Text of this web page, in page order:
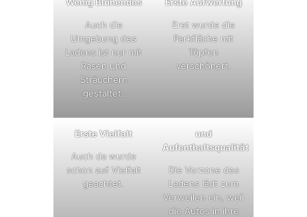
Auch die
Umgebung des
Ladens ist nur mit
Rasen und
Sträuchern
gestaltet.
Erst wurde die
Parkfläche mit
Töpfen
verschönert.
Erste Vielfalt
Auch da wurde
schon auf Vielfalt
geachtet.
und
Aufenthaltsqualität
Die Vorzone des
Ladens lädt zum
Verweilen ein, weil
die Autos in ihre